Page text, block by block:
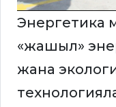
Энергетика
«жашыл»
жана